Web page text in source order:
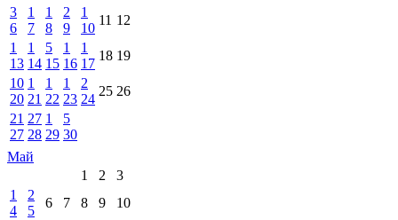
3
6
1
7
1
8
2
9
1
10
11 12
1
13
1
14
5
15
1
16
1
17
18 19
10
20
1
21
1
22
1
23
2
24
25 26
21
27
27
28
1
29
5
30
Май
1
2
3
1
4
2
5
6 7 8 9 10